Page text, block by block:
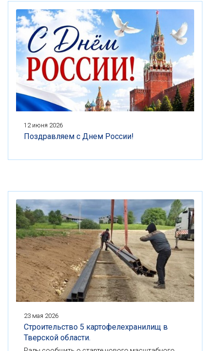
12 июня 2026
Поздравляем с Днем России!
23 мая 2026
Строительство 5 картофелехранилищ в
Тверской области.